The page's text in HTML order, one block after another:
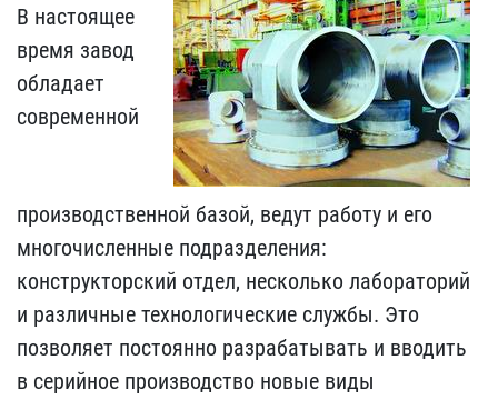
В настоящее
время завод
обладает
современной
производственной базой, ведут работу и его
многочисленные подразделения:
конструкторский отдел, несколько лабораторий
и различные технологические службы. Это
позволяет постоянно разрабатывать и вводить
в серийное производство новые виды